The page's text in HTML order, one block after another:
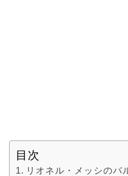
目次
リオネル・メッシのバ